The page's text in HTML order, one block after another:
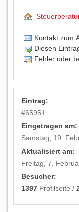
Kontakt zum
Diesen
Fehler oder
Eintrag:
#65951
Eingetragen am:
Samstag, 19.
Aktualisiert am:
Freitag, 7.
Besucher:
1397 Profilseite /